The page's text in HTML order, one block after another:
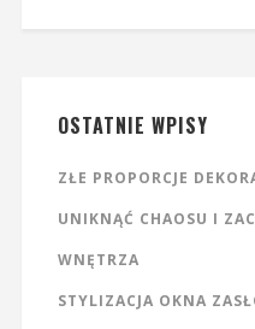
OSTATNIE WPISY
ZŁE PROPORCJE
UNIKNĄĆ CHAOSU I
WNĘTRZA
STYLIZACJA OKNA